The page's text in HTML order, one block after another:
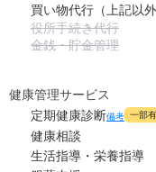
買い物代行（上記以外
役所手続き代行
金銭・貯金管理
健康管理サービス
定期健康診断備考 一部
健康相談
生活指導・栄養指導